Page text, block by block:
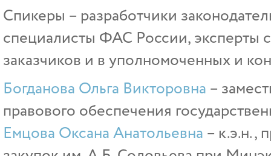
Спикеры – разработчики
специалисты ФАС России, эксперты
заказчиков и в уполномоченных и
Богданова Ольга Викторовна –
правового обеспечения
Емцова Оксана Анатольевна – к.э.н.,